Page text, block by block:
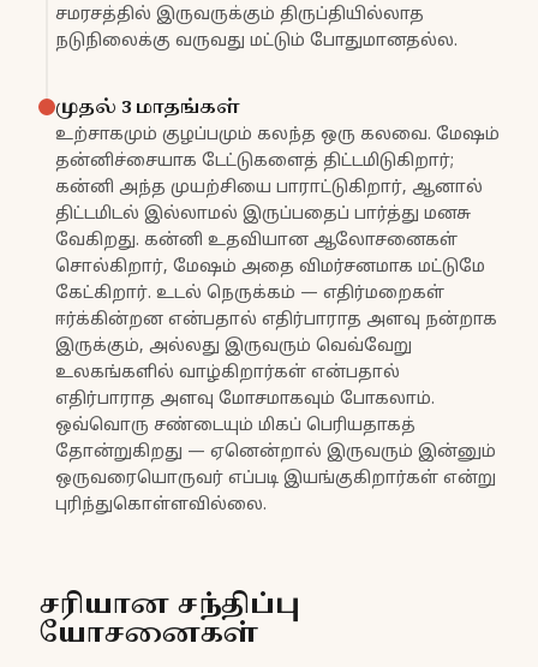
சமரசத்தில் இருவருக்கும் திருப்தியில்லாத
நடுநிலைக்கு வருவது மட்டும் போதுமானதல்ல.
முதல் 3 மாதங்கள்
உற்சாகமும் குழப்பமும் கலந்த ஒரு கலவை. மேஷம்
தன்னிச்சையாக டேட்டுகளைத் திட்டமிடுகிறார்;
கன்னி அந்த முயற்சியை பாராட்டுகிறார், ஆனால்
திட்டமிடல் இல்லாமல் இருப்பதைப் பார்த்து மனசு
வேகிறது. கன்னி உதவியான ஆலோசனைகள்
சொல்கிறார், மேஷம் அதை விமர்சனமாக மட்டுமே
கேட்கிறார். உடல் நெருக்கம் — எதிர்மறைகள்
ஈர்க்கின்றன என்பதால் எதிர்பாராத அளவு நன்றாக
இருக்கும், அல்லது இருவரும் வெவ்வேறு
உலகங்களில் வாழ்கிறார்கள் என்பதால்
எதிர்பாராத அளவு மோசமாகவும் போகலாம்.
ஒவ்வொரு சண்டையும் மிகப் பெரியதாகத்
தோன்றுகிறது — ஏனென்றால் இருவரும் இன்னும்
ஒருவரையொருவர் எப்படி இயங்குகிறார்கள் என்று
புரிந்துகொள்ளவில்லை.
சரியான சந்திப்பு
யோசனைகள்